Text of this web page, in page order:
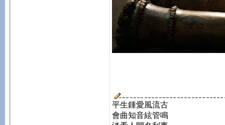
平生鍾愛風流古
會曲知音絃管鳴